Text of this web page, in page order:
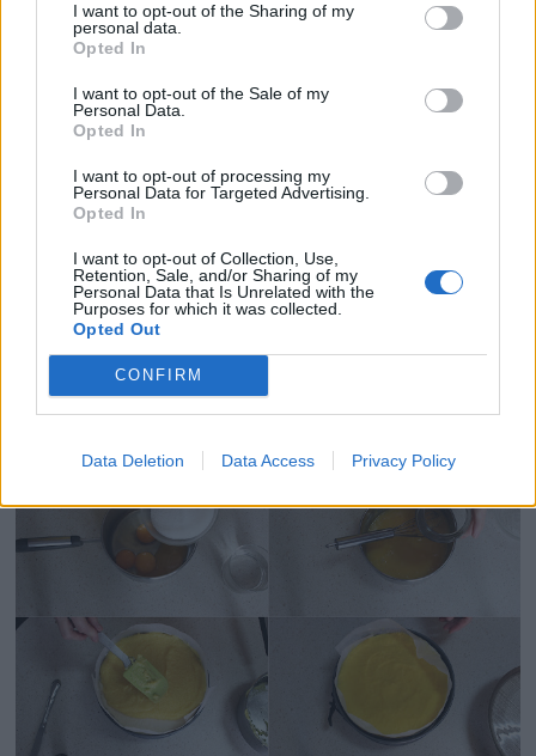
I want to opt-out of the Sharing of my
personal data.
Opted In
I want to opt-out of the Sale of my
Personal Data.
Opted In
I want to opt-out of processing my
Personal Data for Targeted Advertising.
Opted In
I want to opt-out of Collection, Use,
Retention, Sale, and/or Sharing of my
Personal Data that Is Unrelated with the
Purposes for which it was collected.
Opted Out
CONFIRM
Data Deletion Data Access Privacy Policy
Hacemos la crema de yemas:
En un cazo ponemos las yemas, el azúcar, la maizena
diluida en el agua y el huevo, junto con el azúcar,
removemos un poco y lo llevamos al fuego. Dejamos
espese.
Lo retiramos del fuego y dejamos que temple un poco,
al menos hasta los 30ºC.
Sacamos la tarta del congelador y echamos la crema de
yemas encima. La metemos otra vez en el congelador